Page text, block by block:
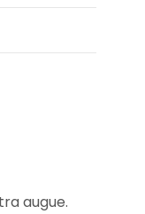
augue.